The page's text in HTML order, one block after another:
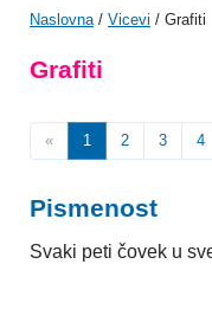
Naslovna/ Vicevi / Grafiti
Grafiti
« 1 2 3 4
Pismenost
Svaki peti čovek u